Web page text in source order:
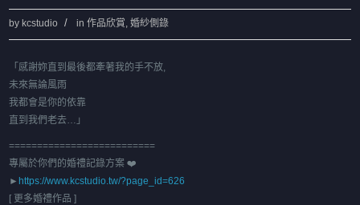
by kcstudio in作品欣賞,婚紗側錄
「感謝妳直到最後都牽著我的手不放,
未來無論風雨
我都會是你的依靠
直到我們老去…」
==========================
專屬於你們的婚禮記錄方案 ❤️
► https://www.kcstudio.tw/?page_id=626
[ 更多婚禮作品 ]